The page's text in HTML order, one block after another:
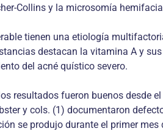
Collins y la microsomía
tienen una etiología
destacan la vitamina A y
del acné quístico severo.
resultados fueron buenos desde
y cols. (1) documentaron
se produjo durante el primer